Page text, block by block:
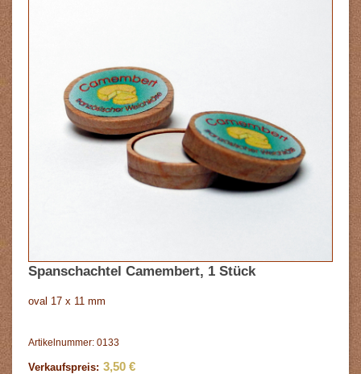
Spanschachtel Camembert, 1 Stück
oval 17 x 11 mm
Artikelnummer: 0133
Verkaufspreis: 3,50 €